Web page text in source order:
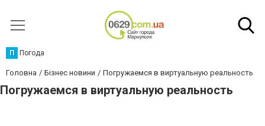
П Погода
Головна Бізнес новини Погружаемся в виртуальную реальность
Погружаемся в виртуальную реальность